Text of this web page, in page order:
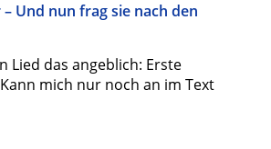
Und nun frag sie nach den
Lied das angeblich: Erste
mich nur noch an im Text